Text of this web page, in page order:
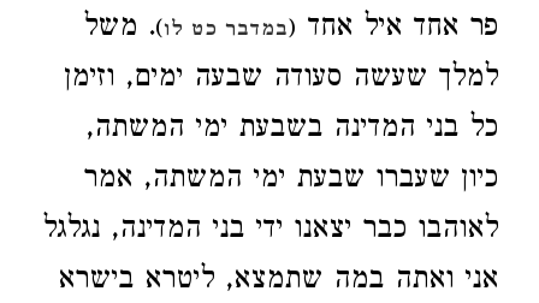
פר אחד איל אחד (במדבר כט לו). משל
למלך שעשה סעודה שבעה ימים, וזימן
כל בני המדינה בשבעת ימי המשתה,
כיון שעברו שבעת ימי המשתה, אמר
לאוהבו כבר יצאנו ידי בני המדינה, נגלגל
אני ואתה במה שתמצא, ליטרא בישרא